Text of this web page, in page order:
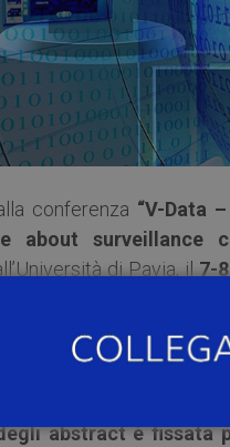
conferenza “V-Data
about surveillance
di Pavia, il 7-
della
abstract è fissata